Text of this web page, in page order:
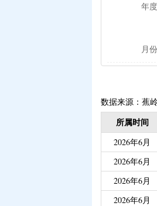
年
月
数据来源：蕉
所属时间
2026年6月
2026年6月
2026年6月
2026年6月